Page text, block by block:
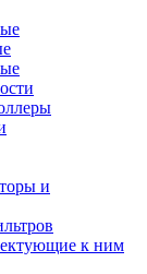
и
к ним